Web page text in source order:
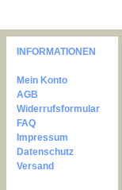
INFORMATIONEN
Mein Konto
AGB
Widerrufsformular
FAQ
Impressum
Datenschutz
Versand